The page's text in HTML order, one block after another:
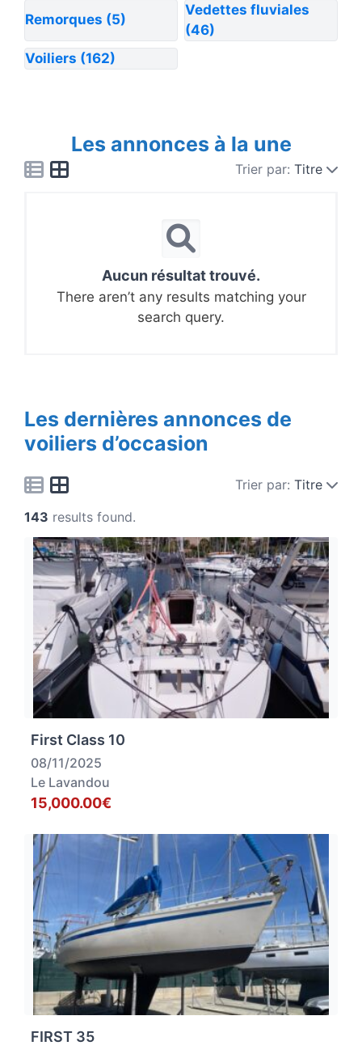
Remorques (5)
Vedettes fluviales
(46)
Voiliers (162)
Les annonces à la une
Trier par: Titre
Aucun résultat trouvé.
There aren’t any results matching your
search query.
Les dernières annonces de
voiliers d’occasion
Trier par: Titre
143 results found.
First Class 10
08/11/2025
Le Lavandou
15,000.00€
FIRST 35